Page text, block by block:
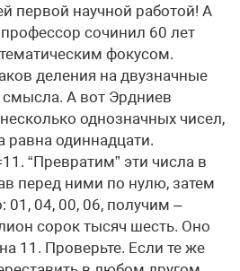
первой научной работой! А
сочинил 60 лет
фокусом.
деления на двузначные
смысла. А вот Эрдниев
однозначных чисел,
одиннадцати.
“Превратим” эти числа в
перед ними по нулю, затем
01, 04, 00, 06, получим –
сорок тысяч шесть. Оно
11. Проверьте. Если те же